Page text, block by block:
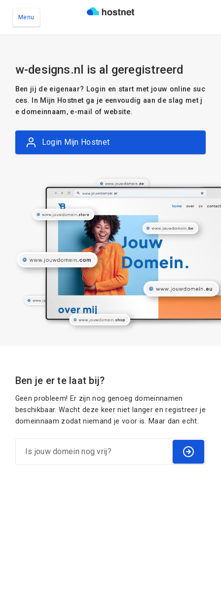
Menu
w-designs.nl is al geregistreerd
Ben jij de eigenaar? Login en start met jouw online suc
ces. In Mijn Hostnet ga je eenvoudig aan de slag met j
e domeinnaam, e-mail of website.
Login Mijn Hostnet
Ben je er te laat bij?
Geen probleem! Er zijn nog genoeg domeinnamen
beschikbaar. Wacht deze keer niet langer en registreer je
domeinnaam zodat niemand je voor is. Maar dan echt.